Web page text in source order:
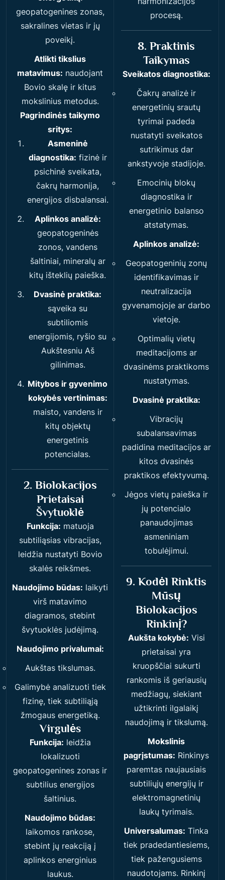
geopatogenines zonas,
sakralines vietas ir jų
poveikį.
Atlikti tikslius
matavimus: naudojant
Bovio skalę ir kitus
mokslinius metodus.
Pagrindinės taikymo
sritys:
Asmeninė
diagnostika: fizinė ir
psichinė sveikata,
čakrų harmonija,
energijos disbalansai.
Aplinkos analizė:
geopatogeninės
zonos, vandens
šaltiniai, mineralų ar
kitų išteklių paieška.
Dvasinė praktika:
sąveika su
subtiliomis
energijomis, ryšio su
Aukštesniu Aš
gilinimas.
Mitybos ir gyvenimo
kokybės vertinimas:
maisto, vandens ir
kitų objektų
energetinis
potencialas.
2. Biolokacijos
Prietaisai
Švytuoklė
Funkcija: matuoja
subtiliąsias vibracijas,
leidžia nustatyti Bovio
skalės reikšmes.
Naudojimo būdas: laikyti
virš matavimo
diagramos, stebint
švytuoklės judėjimą.
Naudojimo privalumai:
Aukštas tikslumas.
Galimybė analizuoti tiek
fizinę, tiek subtiliąją
žmogaus energetiką.
Virgulės
Funkcija: leidžia
lokalizuoti
geopatogenines zonas ir
subtilius energijos
šaltinius.
Naudojimo būdas:
laikomos rankose,
stebint jų reakciją į
aplinkos energinius
laukus.
procesą.
8. Praktinis
Taikymas
Sveikatos diagnostika:
Čakrų analizė ir
energetinių srautų
tyrimai padeda
nustatyti sveikatos
sutrikimus dar
ankstyvoje stadijoje.
Emocinių blokų
diagnostika ir
energetinio balanso
atstatymas.
Aplinkos analizė:
Geopatogeninių zonų
identifikavimas ir
neutralizacija
gyvenamojoje ar darbo
vietoje.
Optimalių vietų
meditacijoms ar
dvasinėms praktikoms
nustatymas.
Dvasinė praktika:
Vibracijų
subalansavimas
padidina meditacijos ar
kitos dvasinės
praktikos efektyvumą.
Jėgos vietų paieška ir
jų potencialo
panaudojimas
asmeniniam
tobulėjimui.
9. Kodėl Rinktis
Mūsų
Biolokacijos
Rinkinį?
Aukšta kokybė: Visi
prietaisai yra
kruopščiai sukurti
rankomis iš geriausių
medžiagų, siekiant
užtikrinti ilgalaikį
naudojimą ir tikslumą.
Mokslinis
pagrįstumas: Rinkinys
paremtas naujausiais
subtiliųjų energijų ir
elektromagnetinių
laukų tyrimais.
Universalumas: Tinka
tiek pradedantiesiems,
tiek pažengusiems
naudotojams. Rinkinį